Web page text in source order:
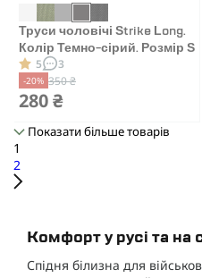
Труси чоловічі Strike Long.
Колір Темно-сірий. Розмір S
5 3
-20% 350 ₴
280 ₴
Показати більше товарів
1
2
Комфорт у русі та на
Спідня білизна для